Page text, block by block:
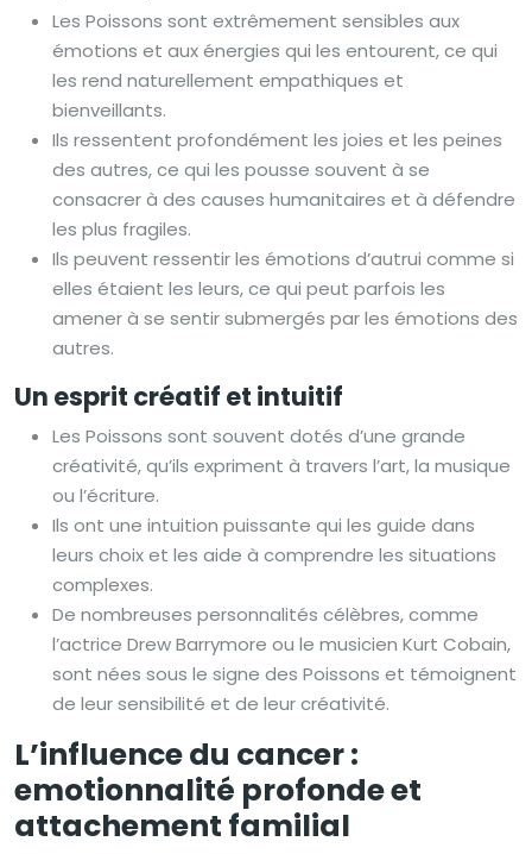
Les Poissons sont extrêmement sensibles aux
émotions et aux énergies qui les entourent, ce qui
les rend naturellement empathiques et
bienveillants.
Ils ressentent profondément les joies et les peines
des autres, ce qui les pousse souvent à se
consacrer à des causes humanitaires et à défendre
les plus fragiles.
Ils peuvent ressentir les émotions d’autrui comme si
elles étaient les leurs, ce qui peut parfois les
amener à se sentir submergés par les émotions des
autres.
Un esprit créatif et intuitif
Les Poissons sont souvent dotés d’une grande
créativité, qu’ils expriment à travers l’art, la musique
ou l’écriture.
Ils ont une intuition puissante qui les guide dans
leurs choix et les aide à comprendre les situations
complexes.
De nombreuses personnalités célèbres, comme
l’actrice Drew Barrymore ou le musicien Kurt Cobain,
sont nées sous le signe des Poissons et témoignent
de leur sensibilité et de leur créativité.
L’influence du cancer :
emotionnalité profonde et
attachement familial